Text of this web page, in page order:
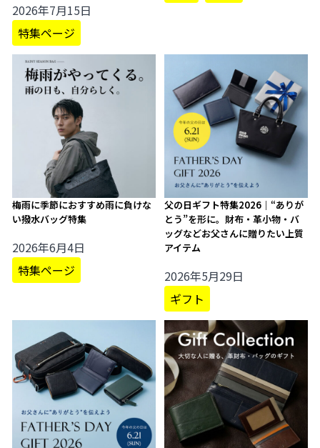
2026年7月15日
特集ページ
梅雨に季節におすすめ雨に負けな
い撥水バッグ特集
2026年6月4日
特集ページ
父の日ギフト特集2026｜“ありが
とう”を形に。財布・革小物・バ
ッグなどお父さんに贈りたい上質
アイテム
2026年5月29日
ギフト